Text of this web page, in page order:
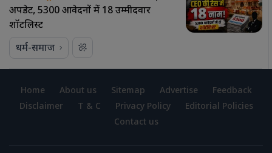
अपडेट, 5300 आवेदनों में 18 उम्मीदवार
शॉर्टलिस्ट
धर्म-समाज
Home About us Sitemap Advertise
Feedback
Disclaimer
T & C Privacy Policy
Editorial Policies
Contact us